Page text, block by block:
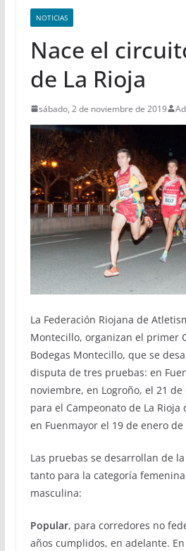
NOTICIAS
Nace el
de La Rioja
sábado, 2 de noviembre de 2019
La Federación Riojana de
Montecillo, organizan el primer
Bodegas Montecillo, que se
disputa de tres pruebas: en
noviembre, en Logroño, el 21
para el Campeonato de La
en Fuenmayor el 19 de enero de
Las pruebas se desarrollan de
tanto para la categoría
masculina:
Popular, para corredores no
años cumplidos, en adelante.